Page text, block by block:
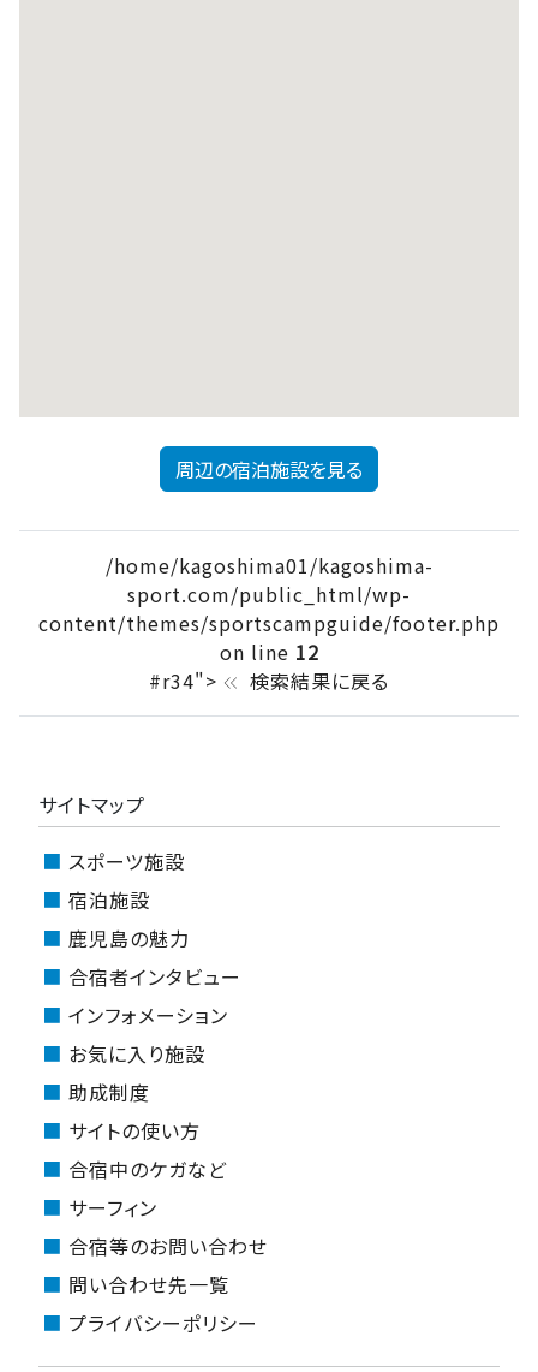
周辺の宿泊施設を見る
/home/kagoshima01/kagoshima-
sport.com/public_html/wp-
content/themes/sportscampguide/footer.php
on line 12
#r34"> keyboard_double_arrow_left 検索結果に戻る
サイトマップ
スポーツ施設
宿泊施設
鹿児島の魅力
合宿者インタビュー
インフォメーション
お気に入り施設
助成制度
サイトの使い方
合宿中のケガなど
サーフィン
合宿等のお問い合わせ
問い合わせ先一覧
プライバシーポリシー